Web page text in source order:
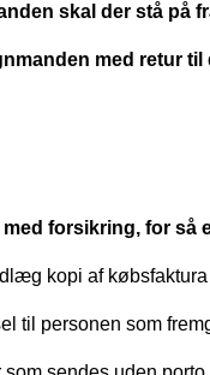
skal der stå på
med retur til
forsikring, for så
kopi af
til personen som